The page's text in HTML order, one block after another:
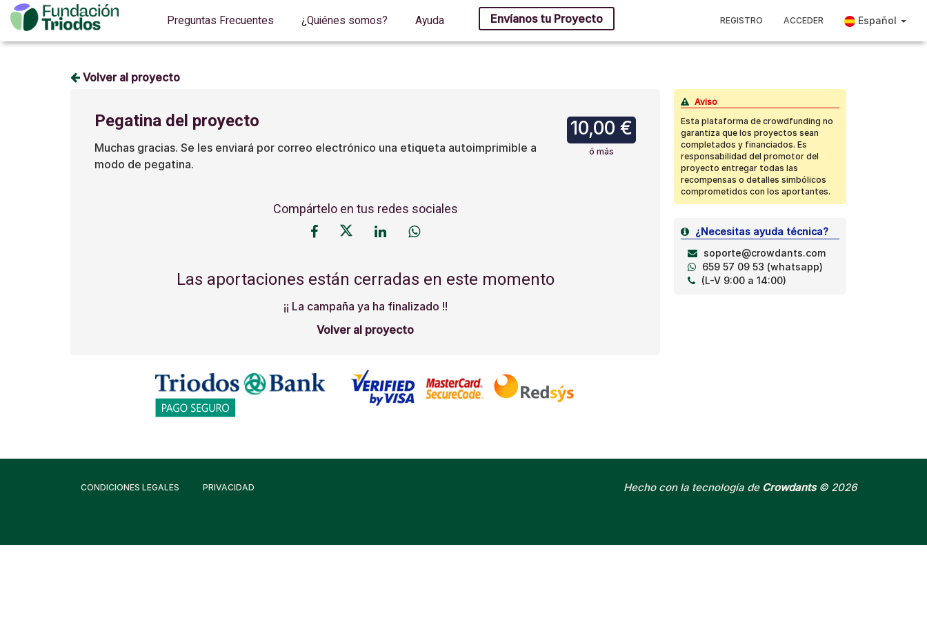
Preguntas Frecuentes ¿Quiénes somos? Ayuda Envíanos tu Proyecto REGISTRO ACCEDER Español
Volver al proyecto
10,00 €
ó más
Pegatina del proyecto
Muchas gracias. Se les enviará por correo electrónico una etiqueta autoimprimible a
modo de pegatina.
Compártelo en tus redes sociales
Las aportaciones están cerradas en este momento
¡¡ La campaña ya ha finalizado !!
Volver al proyecto
Aviso
Esta plataforma de crowdfunding no
garantiza que los proyectos sean
completados y financiados. Es
responsabilidad del promotor del
proyecto entregar todas las
recompensas o detalles simbólicos
comprometidos con los aportantes.
¿Necesitas ayuda técnica?
soporte@crowdants.com
659 57 09 53 (whatsapp)
(L-V 9:00 a 14:00)
CONDICIONES LEGALES PRIVACIDAD Hecho con la tecnología de Crowdants© 2026